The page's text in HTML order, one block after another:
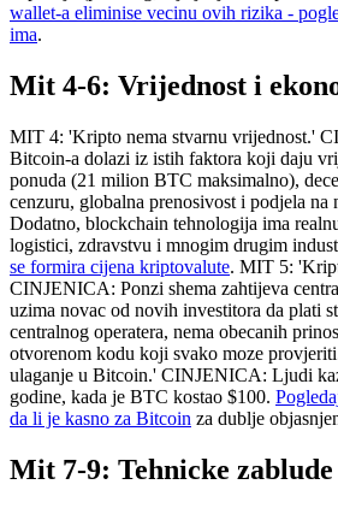
wallet-a eliminise vecinu ovih rizika -
ima.
Mit 4-6: Vrijednost i
MIT 4: 'Kripto nema stvarnu vrijednost.'
Bitcoin-a dolazi iz istih faktora koji daju
ponuda (21 milion BTC maksimalno),
cenzuru, globalna prenosivost i podjela na
Dodatno, blockchain tehnologija ima
logistici, zdravstvu i mnogim drugim
se formira cijena kriptovalute. MIT 5:
CINJENICA: Ponzi shema zahtijeva
uzima novac od novih investitora da plati
centralnog operatera, nema obecanih
otvorenom kodu koji svako moze
ulaganje u Bitcoin.' CINJENICA: Ljudi
godine, kada je BTC kostao $100.
da li je kasno za Bitcoin za dublje
Mit 7-9: Tehnicke zablude